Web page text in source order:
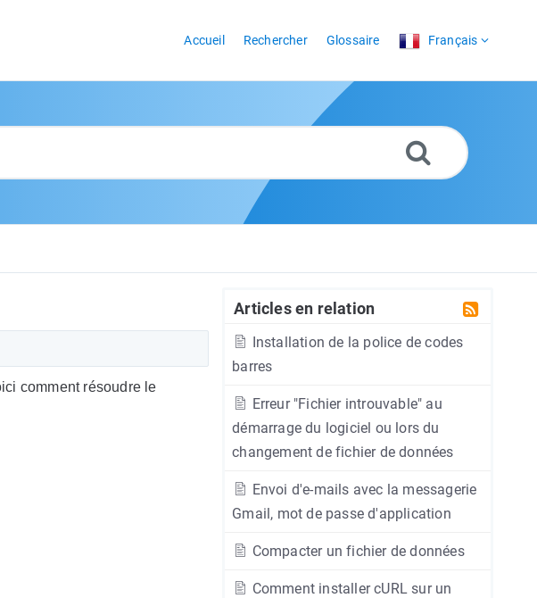
Accueil Rechercher Glossaire Français
Articles en relation
Installation de la police de codes
barres
Erreur "Fichier introuvable" au
démarrage du logiciel ou lors du
changement de fichier de données
Envoi d'e-mails avec la messagerie
Gmail, mot de passe d'application
Compacter un fichier de données
Comment installer cURL sur un
comment résoudre le